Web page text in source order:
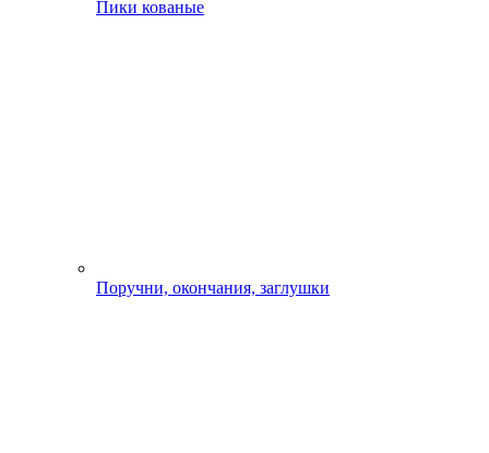
Пики кованые
Поручни, окончания, заглушки